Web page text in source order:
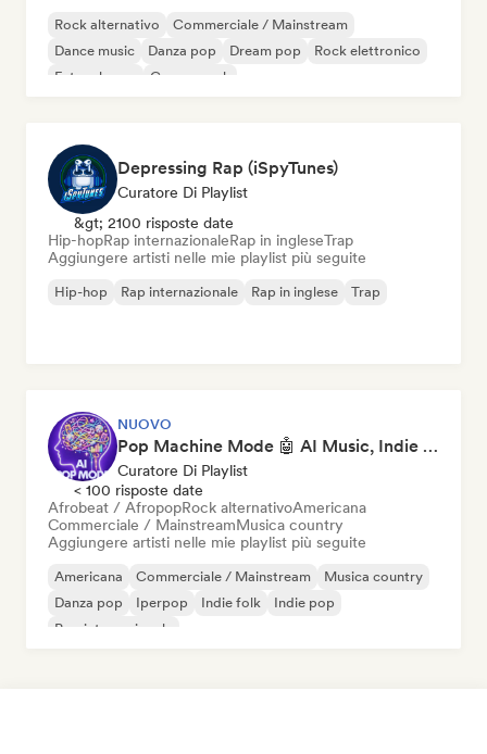
Rock alternativo
Commerciale / Mainstream
Dance music
Danza pop Dream pop
Rock elettronico
Future house
Garage rock
Depressing Rap (iSpyTunes)
Curatore Di Playlist
&gt; 2100 risposte date
Hip-hopRap internazionaleRap in ingleseTrap
Aggiungere artisti nelle mie playlist più seguite
Hip-hop Rap internazionale Rap in inglese Trap
NUOVO
Pop Machine Mode 🤖 AI Music, Indie Pop & Dream Pop
Curatore Di Playlist
< 100 risposte date
Afrobeat / AfropopRock alternativoAmericana
Commerciale / MainstreamMusica country
Aggiungere artisti nelle mie playlist più seguite
Americana Commerciale / Mainstream
Musica country
Danza pop
Iperpop Indie folk
Indie pop
Pop internazionale